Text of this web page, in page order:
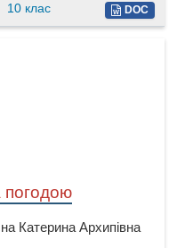
10 клас DOC
погодою
Катерина Архипівна